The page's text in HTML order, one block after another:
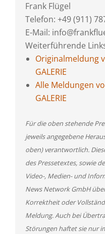
Frank Flügel
Telefon: +49 (911)
E-Mail:
Weiterführende
Originalmeldung
GALERIE
Alle Meldungen
GALERIE
Für die oben stehende
jeweils angegebene
oben) verantwortlich.
des Pressetextes, sowie
Video-, Medien- und
News Network GmbH
Korrektheit oder
Meldung. Auch bei
Störungen haftet sie nur